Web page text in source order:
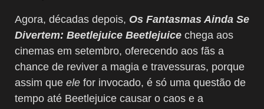
Agora, décadas depois, Os Fantasmas Ainda Se
Divertem: Beetlejuice Beetlejuice chega aos
cinemas em setembro, oferecendo aos fãs a
chance de reviver a magia e travessuras, porque
assim que ele for invocado, é só uma questão de
tempo até Beetlejuice causar o caos e a